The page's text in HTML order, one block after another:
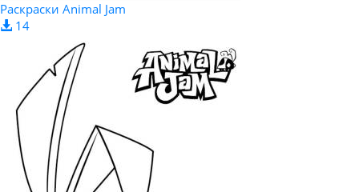
Раскраски Animal Jam
14